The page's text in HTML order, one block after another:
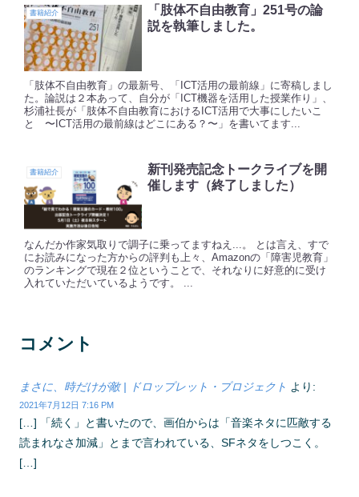
書籍紹介
「肢体不自由教育」251号の論
説を執筆しました。
「肢体不自由教育」の最新号、「ICT活用の最前線」に寄稿しまし
た。論説は２本あって、自分が「ICT機器を活用した授業作り」、
杉浦社長が「肢体不自由教育におけるICT活用で大事にしたいこ
と 〜ICT活用の最前線はどこにある？〜」を書いてます...
書籍紹介
新刊発売記念トークライブを開
催します（終了しました）
なんだか作家気取りで調子に乗ってますねえ...。 とは言え、すで
にお読みになった方からの評判も上々、Amazonの「障害児教育」
のランキングで現在２位ということで、それなりに好意的に受け
入れていただいているようです。 ...
コメント
まさに、時だけが敵 | ドロップレット・プロジェクト より:
2021年7月12日 7:16 PM
[…] 「続く」と書いたので、画伯からは「音楽ネタに匹敵する
読まれなさ加減」とまで言われている、SFネタをしつこく。
[…]